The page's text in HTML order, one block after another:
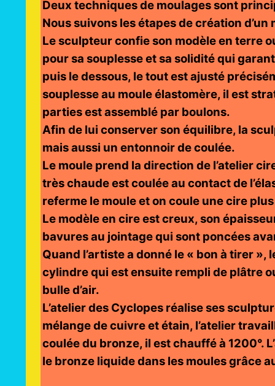
Deux techniques de moulages sont
Nous suivons les étapes de création
Le sculpteur confie son modèle en terre
pour sa souplesse et sa solidité qui
puis le dessous, le tout est ajusté
souplesse au moule élastomère, il est
parties est assemblé par boulons.
Afin de lui conserver son équilibre, la
mais aussi un entonnoir de coulée.
Le moule prend la direction de l’atelier
très chaude est coulée au contact de
referme le moule et on coule une cire
Le modèle en cire est creux, son
bavures au jointage qui sont poncées
Quand l’artiste a donné le « bon à tirer
cylindre qui est ensuite rempli de plâtre
bulle d’air.
L’atelier des Cyclopes réalise ses
mélange de cuivre et étain, l’atelier
coulée du bronze, il est chauffé à 1200°.
le bronze liquide dans les moules grâce